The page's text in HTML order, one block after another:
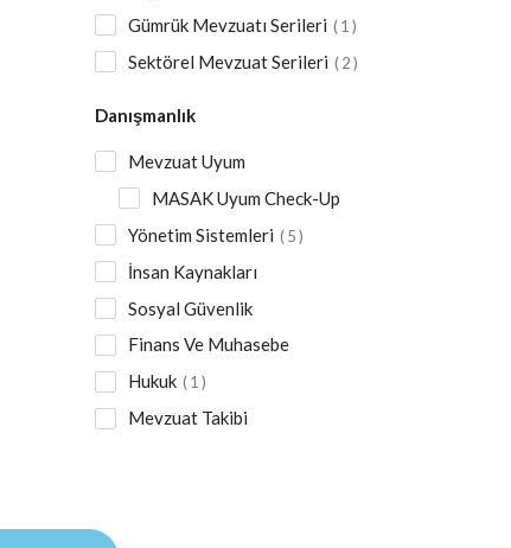
Gümrük Mevzuatı Serileri 1
Sektörel Mevzuat Serileri 2
Danışmanlık
Mevzuat Uyum
MASAK Uyum Check-Up
Yönetim Sistemleri
5
İnsan Kaynakları
Sosyal Güvenlik
Finans Ve Muhasebe
Hukuk
1
Mevzuat Takibi